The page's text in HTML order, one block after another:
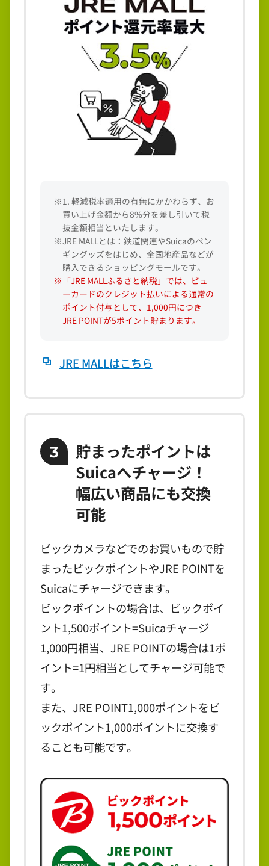
※1. 軽減税率適用の有無にかかわらず、お
買い上げ金額から8%分を差し引いて税
抜金額相当といたします。
※JRE MALLとは：鉄道関連やSuicaのペン
ギングッズをはじめ、全国地産品などが
購入できるショッピングモールです。
※「JRE MALLふるさと納税」では、ビュ
ーカードのクレジット払いによる通常の
ポイント付与として、1,000円につき
JRE POINTが5ポイント貯まります。
JRE MALLはこちら
3
貯まったポイントは
Suicaへチャージ！
幅広い商品にも交換
可能
ビックカメラなどでのお買いもので貯
まったビックポイントやJRE POINTを
Suicaにチャージできます。
ビックポイントの場合は、ビックポイ
ント1,500ポイント=Suicaチャージ
1,000円相当、JRE POINTの場合は1ポ
イント=1円相当としてチャージ可能で
す。
また、JRE POINT1,000ポイントをビ
ックポイント1,000ポイントに交換す
ることも可能です。